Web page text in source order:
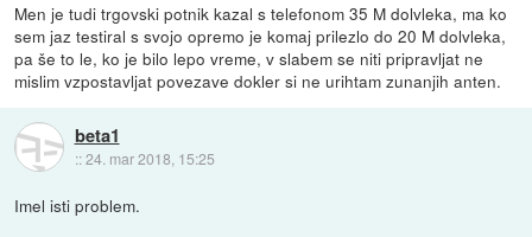
Men je tudi trgovski potnik kazal s telefonom 35 M dolvleka, ma ko
sem jaz testiral s svojo opremo je komaj prilezlo do 20 M dolvleka,
pa še to le, ko je bilo lepo vreme, v slabem se niti pripravljat ne
mislim vzpostavljat povezave dokler si ne urihtam zunanjih anten.
beta1
::24. mar 2018, 15:25
Imel isti problem.